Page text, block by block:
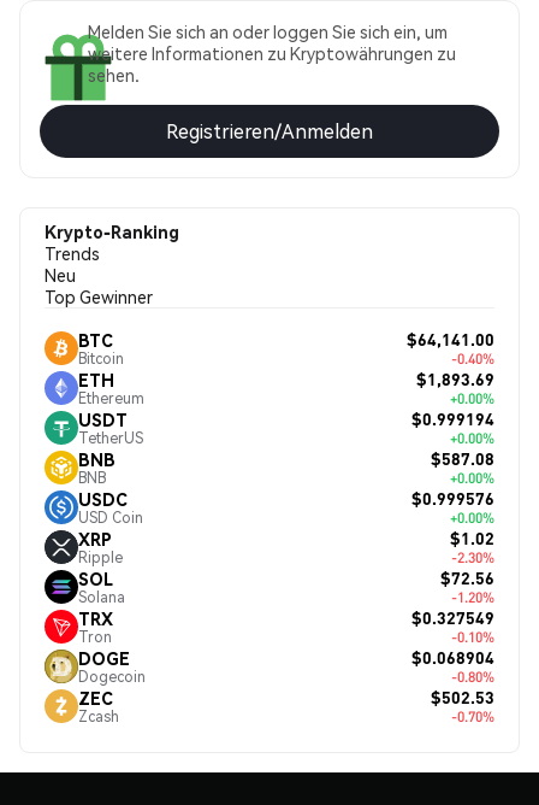
Melden Sie sich an oder loggen Sie sich ein, um
weitere Informationen zu Kryptowährungen zu
sehen.
Registrieren/Anmelden
Krypto-Ranking
Trends
Neu
Top Gewinner
BTC
Bitcoin
$64,141.00
-0.40%
ETH
Ethereum
$1,893.69
+0.00%
USDT
TetherUS
$0.999194
+0.00%
BNB
BNB
$587.08
+0.00%
USDC
USD Coin
$0.999576
+0.00%
XRP
Ripple
$1.02
-2.30%
SOL
Solana
$72.56
-1.20%
TRX
Tron
$0.327549
-0.10%
DOGE
Dogecoin
$0.068904
-0.80%
ZEC
Zcash
$502.53
-0.70%